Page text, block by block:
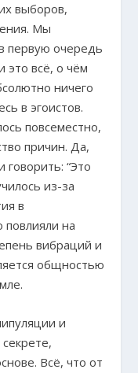
выборов,
Мы
первую очередь
это всё, о чём
ничего
в эгоистов.
повсеместно,
причин. Да,
“Это
из-за
в
повлияли на
вибраций и
общностью
и
Всё, что от